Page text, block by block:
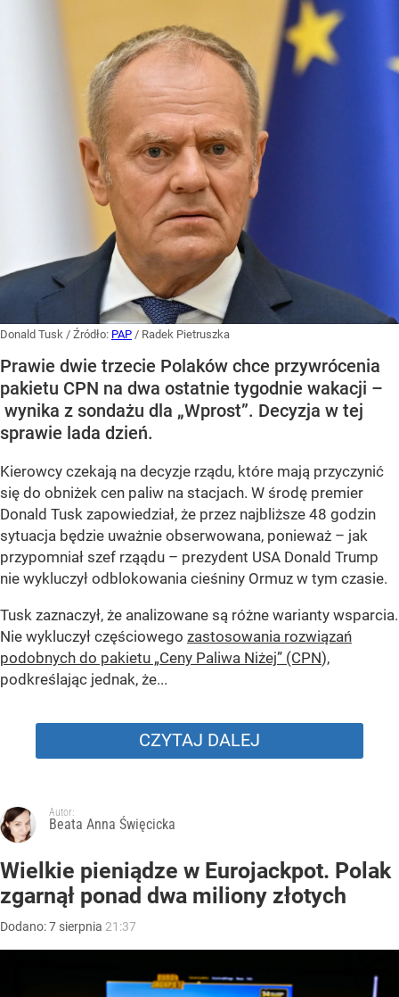
Donald Tusk / Źródło: PAP / Radek Pietruszka
Prawie dwie trzecie Polaków chce przywrócenia
pakietu CPN na dwa ostatnie tygodnie wakacji –
wynika z sondażu dla „Wprost”. Decyzja w tej
sprawie lada dzień.
Kierowcy czekają na decyzje rządu, które mają przyczynić
się do obniżek cen paliw na stacjach. W środę premier
Donald Tusk zapowiedział, że przez najbliższe 48 godzin
sytuacja będzie uważnie obserwowana, ponieważ – jak
przypomniał szef rząądu – prezydent USA Donald Trump
nie wykluczył odblokowania cieśniny Ormuz w tym czasie.
Tusk zaznaczył, że analizowane są różne warianty wsparcia.
Nie wykluczył częściowego zastosowania rozwiązań
podobnych do pakietu „Ceny Paliwa Niżej” (CPN),
podkreślając jednak, że...
CZYTAJ DALEJ
Autor:
Beata Anna Święcicka
Wielkie pieniądze w Eurojackpot. Polak
zgarnął ponad dwa miliony złotych
Dodano:7 sierpnia 21:37